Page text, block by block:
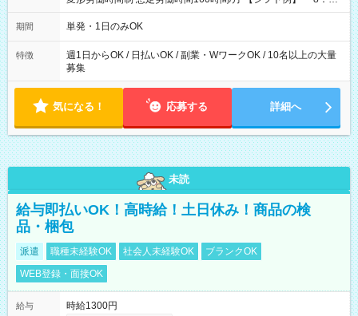
～21：00
期間 単発・1日のみOK
特徴
週1日からOK / 日払いOK / 副業・WワークOK / 10名以上の大量
募集
気になる！ 応募する 詳細へ
未読
給与即払いOK！高時給！土日休み！商品の検
品・梱包
派遣 職種未経験OK 社会人未経験OK
ブランクOK
WEB登録・面接OK
給与 時給1300円